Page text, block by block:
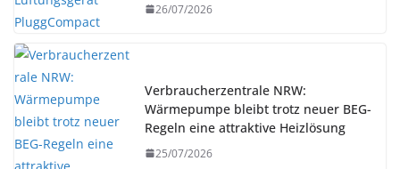
26/07/2026
Verbraucherzentrale NRW:
Wärmepumpe bleibt trotz neuer BEG-
Regeln eine attraktive Heizlösung
25/07/2026